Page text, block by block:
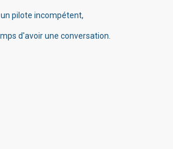
pilote incompétent,
d'avoir une conversation.